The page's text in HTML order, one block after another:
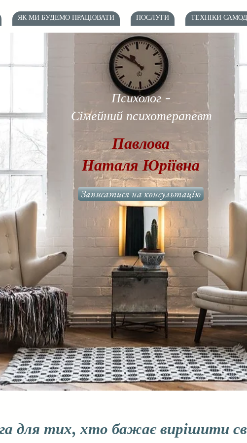
ЯК МИ БУДЕМО ПРАЦЮВАТИ ПОСЛУГИ ТЕХНІКИ
Психолог -
Сімейний психотерапевт
Павлова
Наталя Юріївна
Записатися на консультацію
для тих, хто бажає вирішити